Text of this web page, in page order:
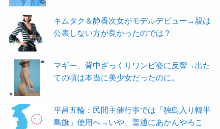
キムタク＆静香次女がモデルデビュー→親は
公表しない方が良かったのでは？
マギー、背中ざっくりワンピ姿に反響→出た
ての頃は本当に美少女だったのに。
平昌五輪：民間主催行事では「独島入り韓半
島旗」使用へ→いや、普通にあかんやろこ